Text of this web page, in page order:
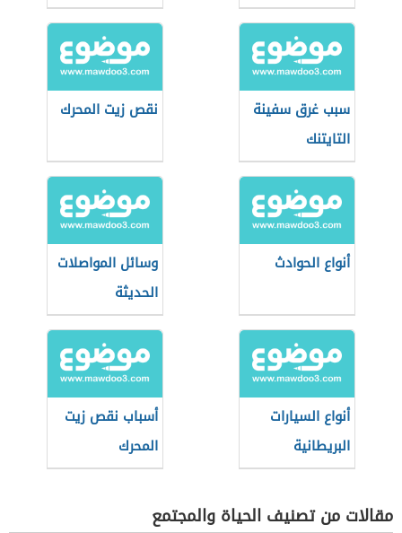
سبب غرق سفينة
التايتنك
نقص زيت المحرك
أنواع الحوادث
وسائل المواصلات
الحديثة
أنواع السيارات
البريطانية
أسباب نقص زيت
المحرك
مقالات من تصنيف الحياة والمجتمع